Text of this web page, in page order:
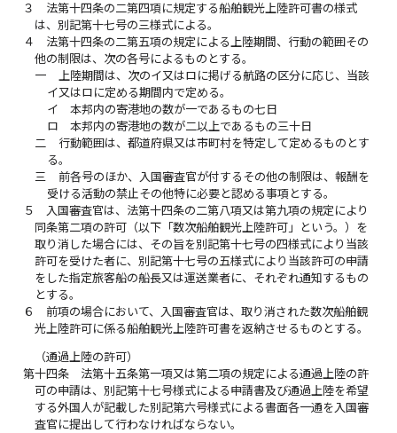
３
法第十四条の二第四項に規定する船舶観光上陸許可書の様式
は、別記第十七号の三様式による。
４
法第十四条の二第五項の規定による上陸期間、行動の範囲その
他の制限は、次の各号によるものとする。
一
上陸期間は、次のイ又はロに掲げる航路の区分に応じ、当該
イ又はロに定める期間内で定める。
イ
本邦内の寄港地の数が一であるもの七日
ロ
本邦内の寄港地の数が二以上であるもの三十日
二
行動範囲は、都道府県又は市町村を特定して定めるものとす
る。
三
前各号のほか、入国審査官が付するその他の制限は、報酬を
受ける活動の禁止その他特に必要と認める事項とする。
５
入国審査官は、法第十四条の二第八項又は第九項の規定により
同条第二項の許可（以下「数次船舶観光上陸許可」という。）を
取り消した場合には、その旨を別記第十七号の四様式により当該
許可を受けた者に、別記第十七号の五様式により当該許可の申請
をした指定旅客船の船長又は運送業者に、それぞれ通知するもの
とする。
６
前項の場合において、入国審査官は、取り消された数次船舶観
光上陸許可に係る船舶観光上陸許可書を返納させるものとする。
（通過上陸の許可）
第十四条
法第十五条第一項又は第二項の規定による通過上陸の許
可の申請は、別記第十七号様式による申請書及び通過上陸を希望
する外国人が記載した別記第六号様式による書面各一通を入国審
査官に提出して行わなければならない。